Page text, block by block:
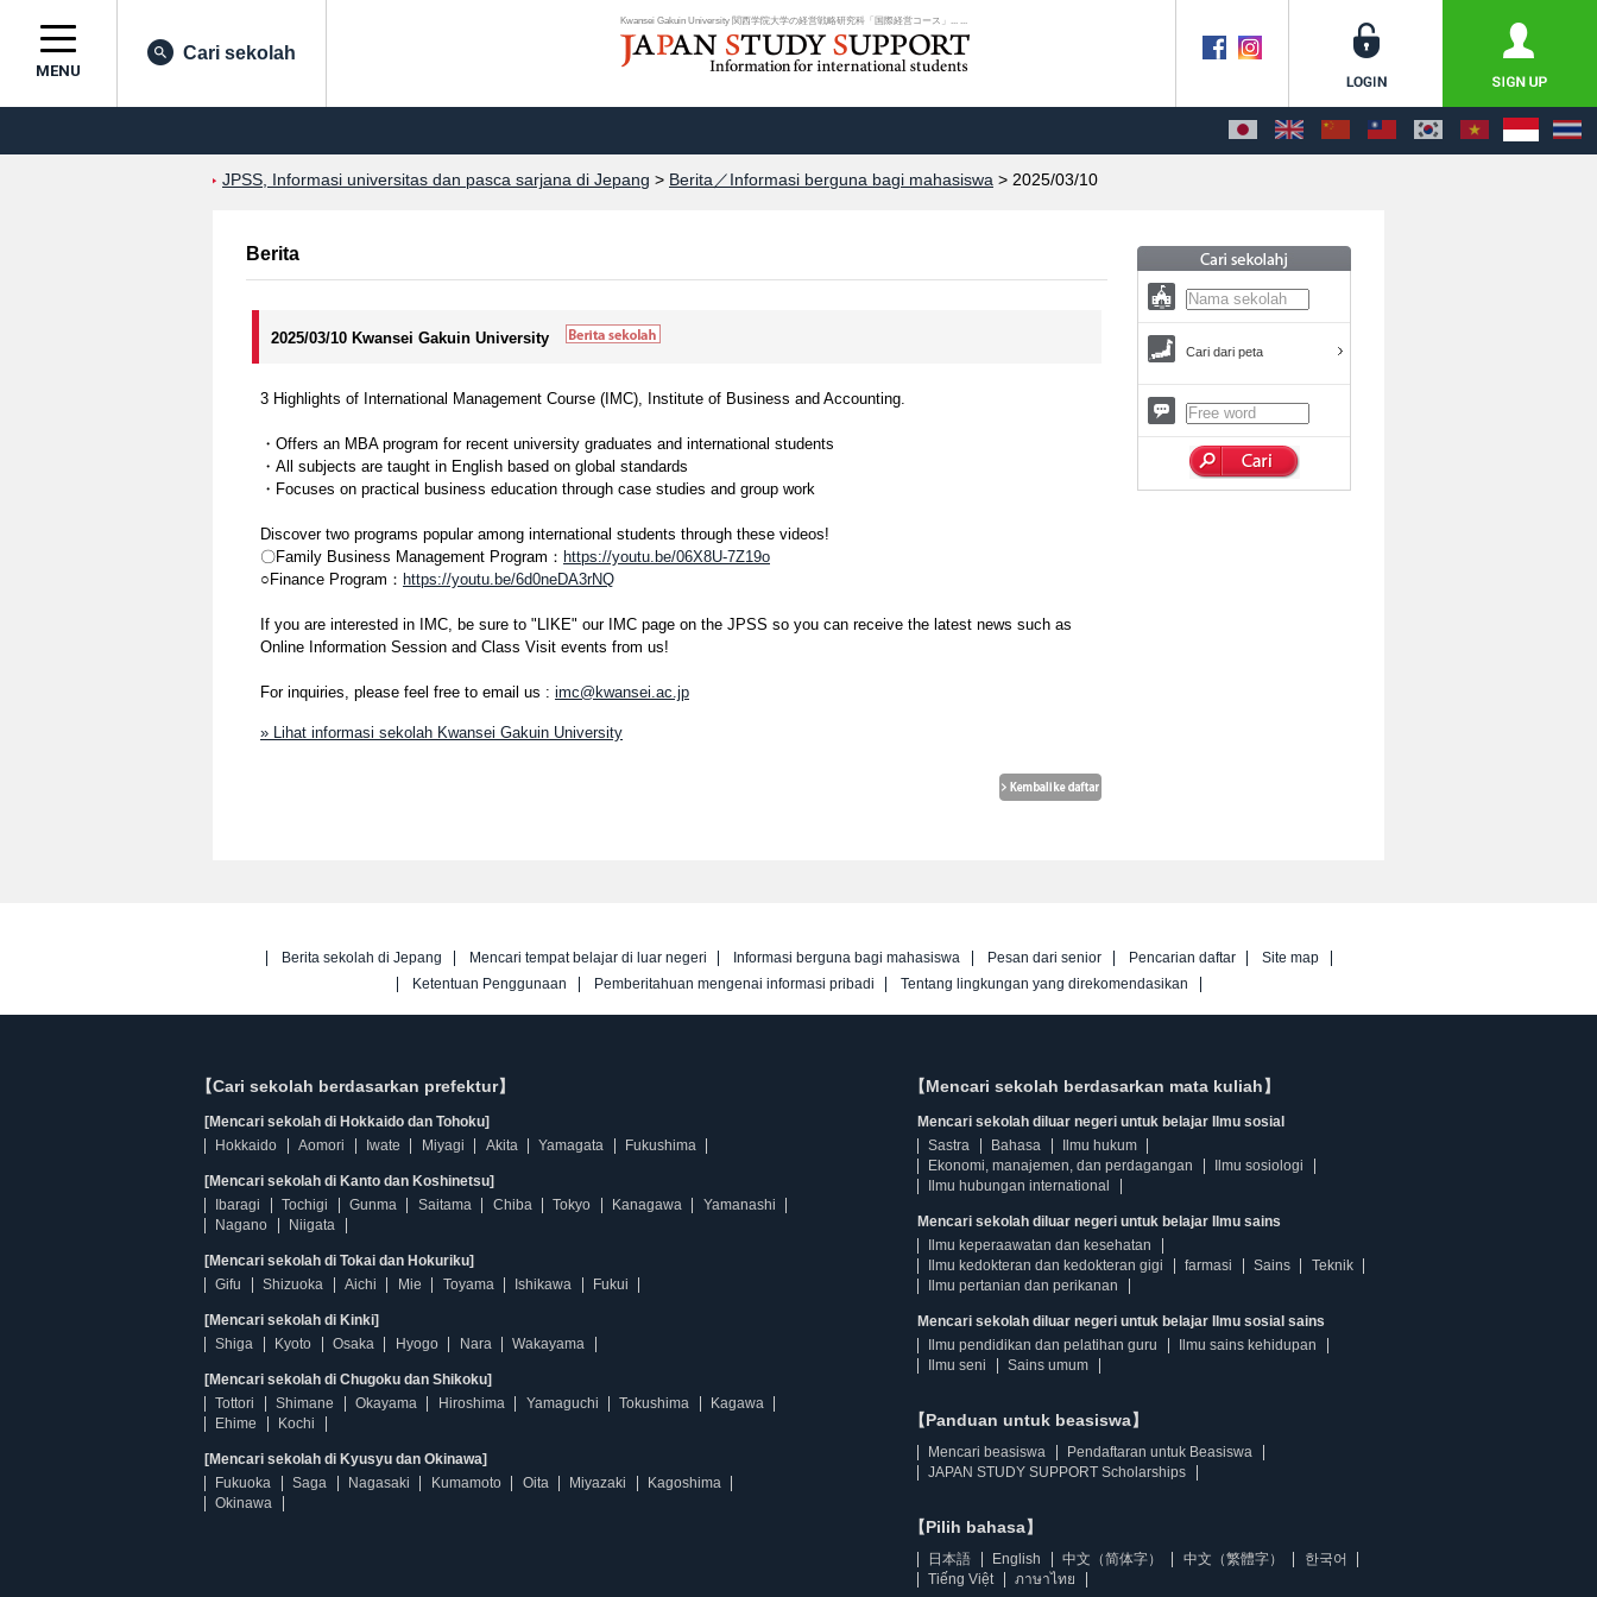
Kwansei Gakuin University 関西学院大学の経営戦略研究科「国際経営コース」... ...
MENU
Cari sekolah
JPSS, Informasi universitas dan pasca sarjana di Jepang > Berita／Informasi berguna bagi mahasiswa > 2025/03/10
Berita
2025/03/10 Kwansei Gakuin University
3 Highlights of International Management Course (IMC), Institute of Business and Accounting.
・Offers an MBA program for recent university graduates and international students
・All subjects are taught in English based on global standards
・Focuses on practical business education through case studies and group work
Discover two programs popular among international students through these videos!
〇Family Business Management Program： https://youtu.be/06X8U-7Z19o
○Finance Program： https://youtu.be/6d0neDA3rNQ
If you are interested in IMC, be sure to "LIKE" our IMC page on the JPSS so you can receive the latest news such as
Online Information Session and Class Visit events from us!
For inquiries, please feel free to email us : imc@kwansei.ac.jp
» Lihat informasi sekolah Kwansei Gakuin University
Cari dari peta
Berita sekolah di Jepang Mencari tempat belajar di luar negeri Informasi berguna bagi mahasiswa Pesan dari senior Pencarian daftar
Site map
Ketentuan Penggunaan
Pemberitahuan mengenai informasi pribadi Tentang lingkungan yang direkomendasikan
【Cari sekolah berdasarkan prefektur】
[Mencari sekolah di Hokkaido dan Tohoku]
Hokkaido
Aomori Iwate Miyagi Akita Yamagata Fukushima
[Mencari sekolah di Kanto dan Koshinetsu]
Ibaragi
Tochigi Gunma Saitama Chiba Tokyo Kanagawa
Yamanashi
Nagano
Niigata
[Mencari sekolah di Tokai dan Hokuriku]
Gifu
Shizuoka Aichi Mie Toyama Ishikawa Fukui
[Mencari sekolah di Kinki]
Shiga
Kyoto Osaka Hyogo Nara Wakayama
[Mencari sekolah di Chugoku dan Shikoku]
Tottori
Shimane Okayama Hiroshima Yamaguchi Tokushima
Kagawa
Ehime
Kochi
[Mencari sekolah di Kyusyu dan Okinawa]
Fukuoka
Saga Nagasaki Kumamoto Oita Miyazaki
Kagoshima
Okinawa
【Mencari sekolah berdasarkan mata kuliah】
Mencari sekolah diluar negeri untuk belajar Ilmu sosial
Sastra
Bahasa
Ilmu hukum
Ekonomi, manajemen, dan perdagangan
Ilmu sosiologi
Ilmu hubungan international
Mencari sekolah diluar negeri untuk belajar Ilmu sains
Ilmu keperaawatan dan kesehatan
Ilmu kedokteran dan kedokteran gigi
farmasi Sains
Teknik
Ilmu pertanian dan perikanan
Mencari sekolah diluar negeri untuk belajar Ilmu sosial sains
Ilmu pendidikan dan pelatihan guru
Ilmu sains kehidupan
Ilmu seni
Sains umum
【Panduan untuk beasiswa】
Mencari beasiswa
Pendaftaran untuk Beasiswa
JAPAN STUDY SUPPORT Scholarships
【Pilih bahasa】
日本語 English 中文（简体字） 中文（繁體字）
한국어
Tiếng Việt
ภาษาไทย